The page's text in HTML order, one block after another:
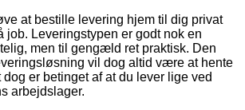
at bestille levering hjem til dig privat
job. Leveringstypen er godt nok en
men til gengæld ret praktisk. Den
vil dog altid være at hente
er betinget af at du lever lige ved
arbejdslager.